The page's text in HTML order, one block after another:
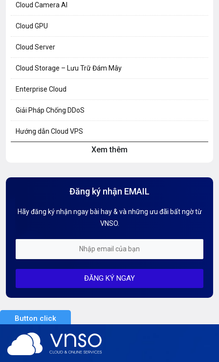
Cloud Camera AI
Cloud GPU
Cloud Server
Cloud Storage – Lưu Trữ Đám Mây
Enterprise Cloud
Giải Pháp Chống DDoS
Hướng dẫn Cloud VPS
Hướng dẫn Tên miền
Kiến thức AI
Mỗi tuần 01 Server
Server Dedicated (Máy chủ riêng)
Server GPU
Server Windows
Xem thêm
Đăng ký nhận EMAIL
Hãy đăng ký nhận ngay bài hay & và những ưu đãi bất ngờ từ
VNSO.
ĐĂNG KÝ NGAY
Button click